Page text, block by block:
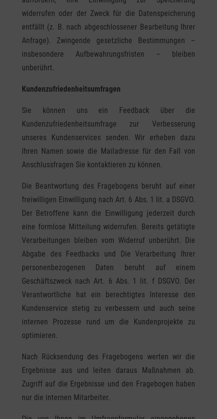
widerrufen oder der Zweck für die Datenspeicherung
entfällt (z. B. nach abgeschlossener Bearbeitung Ihrer
Anfrage). Zwingende gesetzliche Bestimmungen –
insbesondere Aufbewahrungsfristen – bleiben
unberührt.
Kundenzufriedenheitsumfragen
Sie können uns ein Feedback über die
Kundenzufriedenheitsumfrage zur Verbesserung
unseres Kundenservices senden. Wir erheben dazu
Ihren Namen sowie die Mailadresse für den Fall von
Anschlussfragen Sie kontaktieren zu können.
Die Beantwortung des Fragebogens beruht auf einer
freiwilligen Einwilligung nach Art. 6 Abs. 1 lit. a DSGVO.
Der Betroffene kann die Einwilligung jederzeit durch
eine formlose Mitteilung widerrufen. Bereits getätigte
Verarbeitungen bleiben vom Widerruf unberührt. Die
Abgabe des Feedbacks und Die Verarbeitung Ihrer
personenbezogenen Daten beruht auf einem
Geschäftszweck nach Art. 6 Abs. 1 lit. f DSGVO. Der
Verantwortliche hat ein berechtigtes Interesse den
Kundenservice stetig zu verbessern und auch seine
internen Prozesse rund um die Kundenprojekte zu
optimieren.
Nach Rücksendung des Fragebogens werten wir die
Ergebnisse aus und leiten daraus Maßnahmen ab.
Zugriff auf die Ergebnisse und den Fragebogen haben
nur die internen Mitarbeiter.